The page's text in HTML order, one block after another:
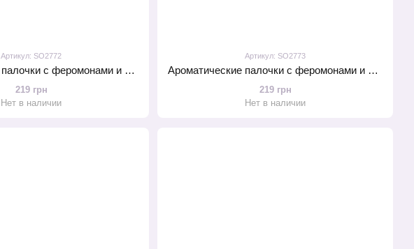
Артикул: SO2772
Ароматические палочки с феромонами и ароматом манго MAI Mango (20 шт) для дома, офиса, магазина
219 грн
Нет в наличии
Артикул: SO2773
Ароматические палочки с феромонами и ароматом красных фруктов MAI Red Fruits (20 шт) для дома офиса
219 грн
Нет в наличии